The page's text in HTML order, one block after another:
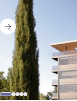
€2 027 000
Oficina